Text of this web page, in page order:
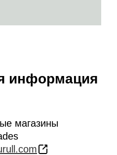
информация
магазины